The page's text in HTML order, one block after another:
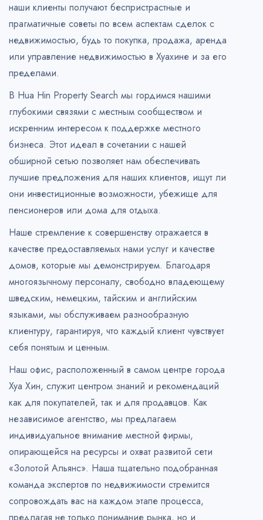
наши клиенты получают беспристрастные и
прагматичные советы по всем аспектам сделок с
недвижимостью, будь то покупка, продажа, аренда
или управление недвижимостью в Хуахине и за его
пределами.
В Hua Hin Property Search мы гордимся нашими
глубокими связями с местным сообществом и
искренним интересом к поддержке местного
бизнеса. Этот идеал в сочетании с нашей
обширной сетью позволяет нам обеспечивать
лучшие предложения для наших клиентов, ищут ли
они инвестиционные возможности, убежище для
пенсионеров или дома для отдыха.
Наше стремление к совершенству отражается в
качестве предоставляемых нами услуг и качестве
домов, которые мы демонстрируем. Благодаря
многоязычному персоналу, свободно владеющему
шведским, немецким, тайским и английским
языками, мы обслуживаем разнообразную
клиентуру, гарантируя, что каждый клиент чувствует
себя понятым и ценным.
Наш офис, расположенный в самом центре города
Хуа Хин, служит центром знаний и рекомендаций
как для покупателей, так и для продавцов. Как
независимое агентство, мы предлагаем
индивидуальное внимание местной фирмы,
опирающейся на ресурсы и охват развитой сети
«Золотой Альянс». Наша тщательно подобранная
команда экспертов по недвижимости стремится
сопровождать вас на каждом этапе процесса,